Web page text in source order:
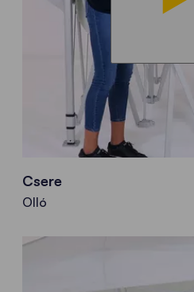
Csere
Olló